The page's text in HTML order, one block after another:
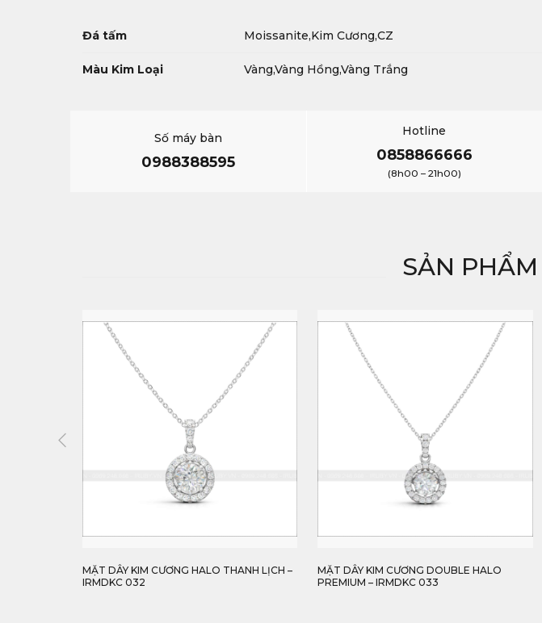
Đá tấm Moissanite,Kim Cương,CZ
Màu Kim Loại Vàng,Vàng Hồng,Vàng Trắng
Số máy bàn
0988388595
Hotline
0858866666
(8h00 – 21h00)
SẢN
MẶT DÂY KIM CƯƠNG HALO THANH LỊCH –
IRMDKC 032
MẶT DÂY KIM CƯƠNG DOUBLE HALO
PREMIUM – IRMDKC 033